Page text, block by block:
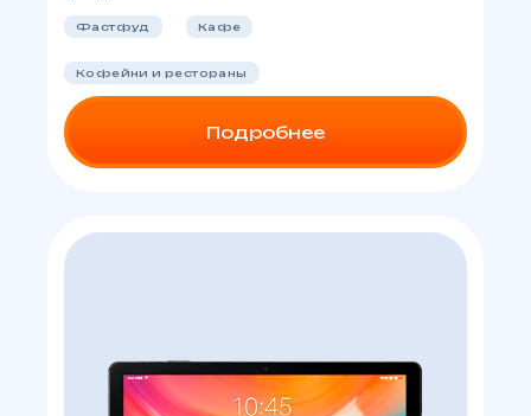
Фастфуд Кафе
Кофейни и рестораны
Подробнее